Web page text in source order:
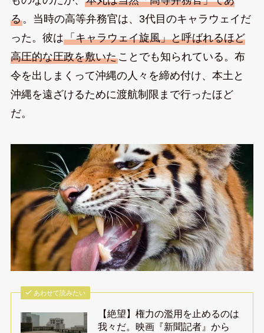
る。当時の高等弁務官は、3代目のキャラウェイだ
った。彼は「キャラウェイ旋風」と呼ばれるほど
高圧的な圧政を敷いたことでも知られている。布
令を出しまくって沖縄の人々を締め付け、本土と
沖縄を遠ざけるために渡航制限まで行ったほど
だ。
あわせて読みたい
【絶望】権力の濫用を止めるのは
我々だ。映画『新聞記者』から